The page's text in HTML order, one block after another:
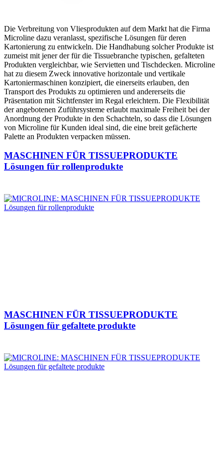
Die Verbreitung von Vliesprodukten auf dem Markt hat die Firma
Microline dazu veranlasst, spezifische Lösungen für deren
Kartonierung zu entwickeln. Die Handhabung solcher Produkte ist
zumeist mit jener der für die Tissuebranche typischen, gefalteten
Produkten vergleichbar, wie Servietten und Tischdecken. Microline
hat zu diesem Zweck innovative horizontale und vertikale
Kartoniermaschinen konzipiert, die einerseits erlauben, den
Transport des Produkts zu optimieren und andererseits die
Präsentation mit Sichtfenster im Regal erleichtern. Die Flexibilität
der angebotenen Zuführsysteme erlaubt maximale Freiheit bei der
Anordnung der Produkte in den Schachteln, so dass die Lösungen
von Microline für Kunden ideal sind, die eine breit gefächerte
Palette an Produkten verpacken müssen.
MASCHINEN FÜR TISSUEPRODUKTE
Lösungen für rollenprodukte
MASCHINEN FÜR TISSUEPRODUKTE
Lösungen für gefaltete produkte